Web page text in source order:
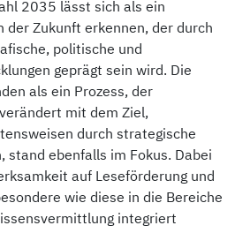
2035 lässt sich als ein
der Zukunft erkennen, der durch
politische und
geprägt sein wird. Die
als ein Prozess, der
mit dem Ziel,
durch strategische
stand ebenfalls im Fokus. Dabei
auf Leseförderung und
wie diese in die Bereiche
integriert